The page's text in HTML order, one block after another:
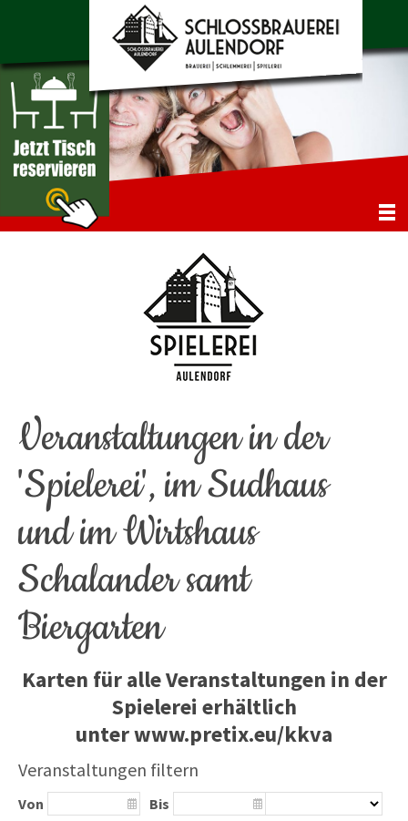
NAVIGATION
Veranstaltungen in der
'Spielerei', im Sudhaus
und im Wirtshaus
Schalander samt
Biergarten
Karten für alle Veranstaltungen in der
Spielerei erhältlich
unterwww.pretix.eu/kkva
Veranstaltungen filtern
Von Bis